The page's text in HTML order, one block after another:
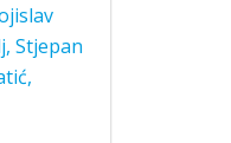
Stjepan